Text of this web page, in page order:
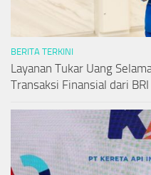
BERITA TERKINI
Layanan Tukar Uang
Transaksi Finansial dari BRI